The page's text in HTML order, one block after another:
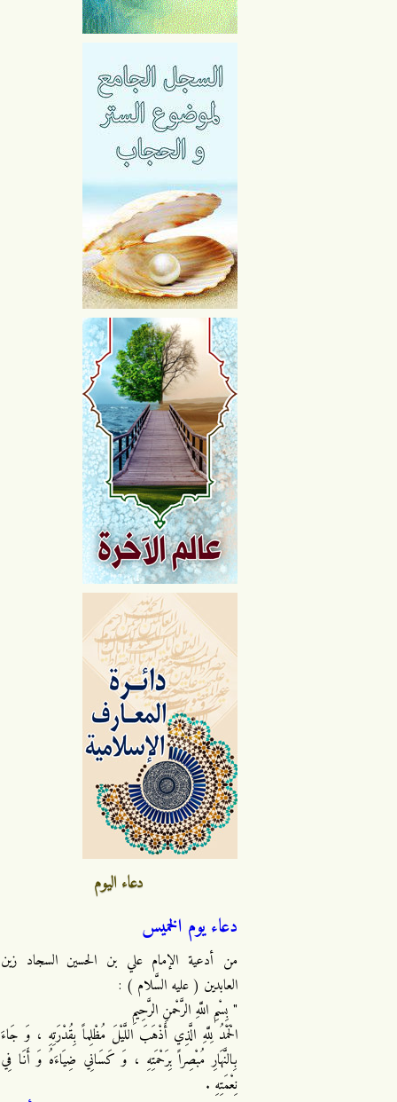
دعاء اليوم
دعاء يوم الخميس
من أدعية الإمام علي بن الحسين السجاد زين
العابدين ( عليه السَّلام ) :
" بِسْمِ اللَّهِ الرَّحْمنِ الرَّحِيمِ
الْحَمْدُ لِلَّهِ الَّذِي أَذْهَبَ اللَّيْلَ مُظْلِماً بِقُدْرَتِهِ ، وَ جَاءَ
بِالنَّهَارِ مُبْصِراً بِرَحْمَتِهِ ، وَ كَسَانِي ضِيَاءَهُ وَ أَنَا فِي
نِعْمَتِهِ .